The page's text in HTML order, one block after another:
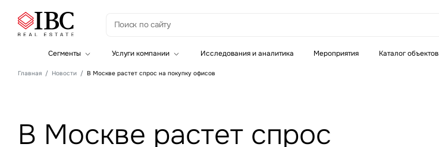
Сегменты
Складская недвижимость
Услуги компании
Земельные активы и девелопмент
Стратегический консалтинг
Исследования и аналитика Мероприятия Каталог объектов
Главная Новости В Москве растет спрос на покупку офисов
В Москве растет спрос
Заказать звонок
Это обязательное поле